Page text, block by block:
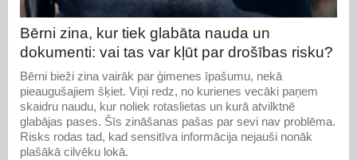
Bērni zina, kur tiek glabāta nauda un
dokumenti: vai tas var kļūt par drošības risku?
Bērni bieži zina vairāk par ģimenes īpašumu, nekā
pieaugušajiem šķiet. Viņi redz, no kurienes vecāki paņem
skaidru naudu, kur noliek rotaslietas un kurā atvilktnē
glabājas pases. Šīs zināšanas pašas par sevi nav problēma.
Risks rodas tad, kad sensitīva informācija nejauši nonāk
plašākā cilvēku lokā.